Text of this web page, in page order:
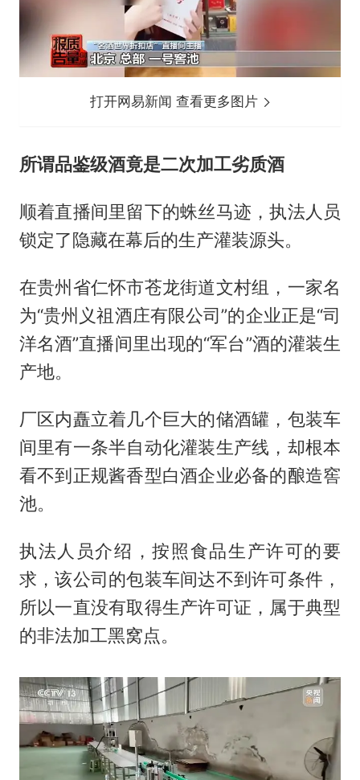
打开网易新闻 查看更多图片
所谓品鉴级酒竟是二次加工劣质酒
顺着直播间里留下的蛛丝马迹，执法人员
锁定了隐藏在幕后的生产灌装源头。
在贵州省仁怀市苍龙街道文村组，一家名
为“贵州义祖酒庄有限公司”的企业正是“司
洋名酒”直播间里出现的“军台”酒的灌装生
产地。
厂区内矗立着几个巨大的储酒罐，包装车
间里有一条半自动化灌装生产线，却根本
看不到正规酱香型白酒企业必备的酿造窖
池。
执法人员介绍，按照食品生产许可的要
求，该公司的包装车间达不到许可条件，
所以一直没有取得生产许可证，属于典型
的非法加工黑窝点。